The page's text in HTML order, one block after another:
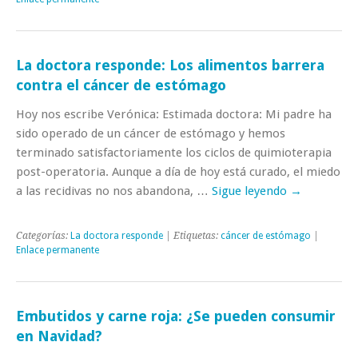
La doctora responde: Los alimentos barrera
contra el cáncer de estómago
Hoy nos escribe Verónica: Estimada doctora: Mi padre ha
sido operado de un cáncer de estómago y hemos
terminado satisfactoriamente los ciclos de quimioterapia
post-operatoria. Aunque a día de hoy está curado, el miedo
a las recidivas no nos abandona, … Sigue leyendo →
Categorías: La doctora responde | Etiquetas: cáncer de estómago
Enlace permanente
Embutidos y carne roja: ¿Se pueden consumir
en Navidad?